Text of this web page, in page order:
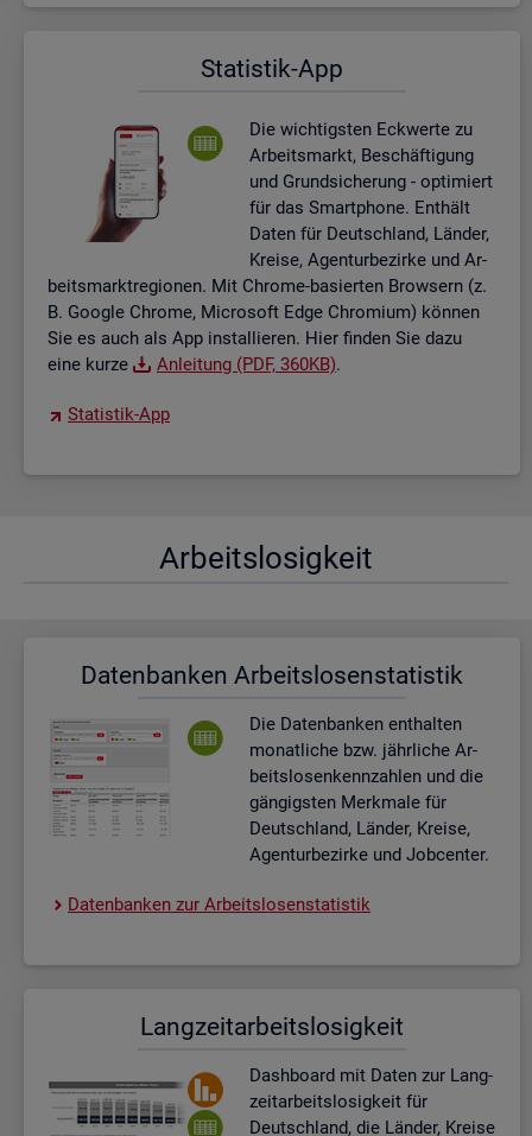
Sta­tis­tik-App
Die wich­tigs­ten Eck­wer­te zu
Ar­beits­markt, Be­schäf­ti­gung
und Grund­si­che­rung - op­ti­miert
für das Smart­pho­ne. Ent­hält
Daten für Deutsch­land, Län­der,
Krei­se, Agen­tur­be­zir­ke und Ar­
beits­markt­re­gio­nen. Mit Chro­me-ba­sier­ten Brow­sern (z.
B. Goog­le Chro­me, Mi­cro­soft Edge Chro­mi­um) kön­nen
Sie es auch als App in­stal­lie­ren. Hier fin­den Sie dazu
eine kurze
An­lei­tung (PDF, 360KB).
Sta­tis­tik-App
Ar­beits­lo­sig­keit
Da­ten­ban­ken Ar­beits­lo­sen­sta­tis­tik
Die Da­ten­ban­ken ent­hal­ten
mo­nat­li­che bzw. jähr­li­che Ar­
beits­lo­sen­kenn­zah­len und die
gän­gigs­ten Merk­ma­le für
Deutsch­land, Län­der, Krei­se,
Agen­tur­be­zir­ke und Job­cen­ter.
Da­ten­ban­ken zur Ar­beits­lo­sen­sta­tis­tik
Lang­zeit­ar­beits­lo­sig­keit
Dash­board mit Daten zur Lang­
zeit­ar­beits­lo­sig­keit für
Deutsch­land, die Län­der, Krei­se